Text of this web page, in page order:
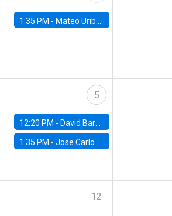
1:35 PM - Mateo Uribe-Castro, Universidad de los Andes (Colombia)
5
12:20 PM - David Bardey, Universidad de los Andes - CEDE
1:35 PM -Jose Carlo Bermudez, UC (ME) & World Bank
12